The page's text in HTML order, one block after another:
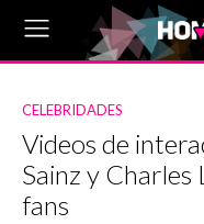
CELEBRIDADES
Videos de
Sainz y Charles
fans